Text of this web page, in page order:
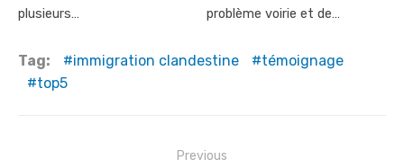
plusieurs…
problème voirie et de…
Tag: immigration clandestine
témoignage
top5
Previous